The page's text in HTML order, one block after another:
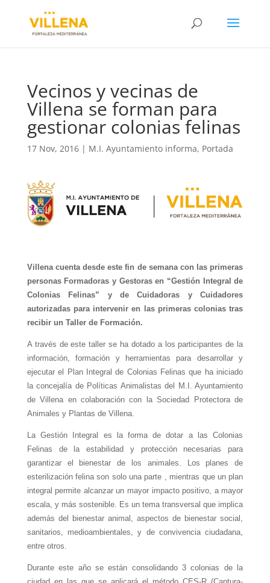
Vecinos y vecinas de
Villena se forman para
gestionar colonias felinas
17 Nov, 2016| M.I. Ayuntamiento informa, Portada
Villena cuenta desde este fin de semana con las primeras
personas Formadoras y Gestoras en “Gestión Integral de
Colonias Felinas” y de Cuidadoras y Cuidadores
autorizadas para intervenir en las primeras colonias tras
recibir un Taller de Formación.
A través de este taller se ha dotado a los participantes de la
información, formación y herramientas para desarrollar y
ejecutar el Plan Integral de Colonias Felinas que ha iniciado
la concejalía de Políticas Animalistas del M.I. Ayuntamiento
de Villena en colaboración con la Sociedad Protectora de
Animales y Plantas de Villena.
La Gestión Integral es la forma de dotar a las Colonias
Felinas de la estabilidad y protección necesarias para
garantizar el bienestar de los animales. Los planes de
esterilización felina son solo una parte , mientras que un plan
integral permite alcanzar un mayor impacto positivo, a mayor
escala, y más sostenible. Es un tema transversal que implica
además del bienestar animal, aspectos de bienestar social,
sanitarios, medioambientales, y de convivencia ciudadana,
entre otros.
Durante este año se están consolidando 3 colonias de la